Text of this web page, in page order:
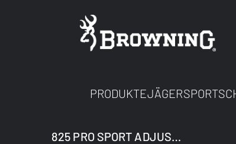
PRODUKTEJÄGER
825 PRO SPORT ADJUSTABLE 12